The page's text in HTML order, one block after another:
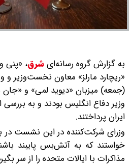
به گزارش گروه رسانه‌ایشرق، «پنی
«ریچارد مارلز» معاون نخست‌وزیر و
(جمعه) میزبان «دیوید لمی» و «جان
وزیر دفاع انگلیس بودند و به بررسی
ایران پرداختند.
وزرای شرکت‌کننده در این نشست در
خواستند که به آتش‌بس پایبند
مذاکرات با ایالات متحده را از سر